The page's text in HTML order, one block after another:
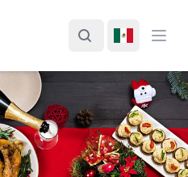
BuscarCambiar